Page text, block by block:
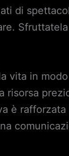
di
Sfruttatela
vita in
risorsa
è